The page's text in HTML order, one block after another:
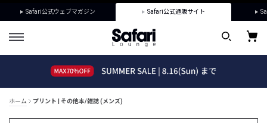
Safari公式ウェブマガジン Safari公式通販サイト
ホーム プリント | その他本/雑誌 (メンズ)